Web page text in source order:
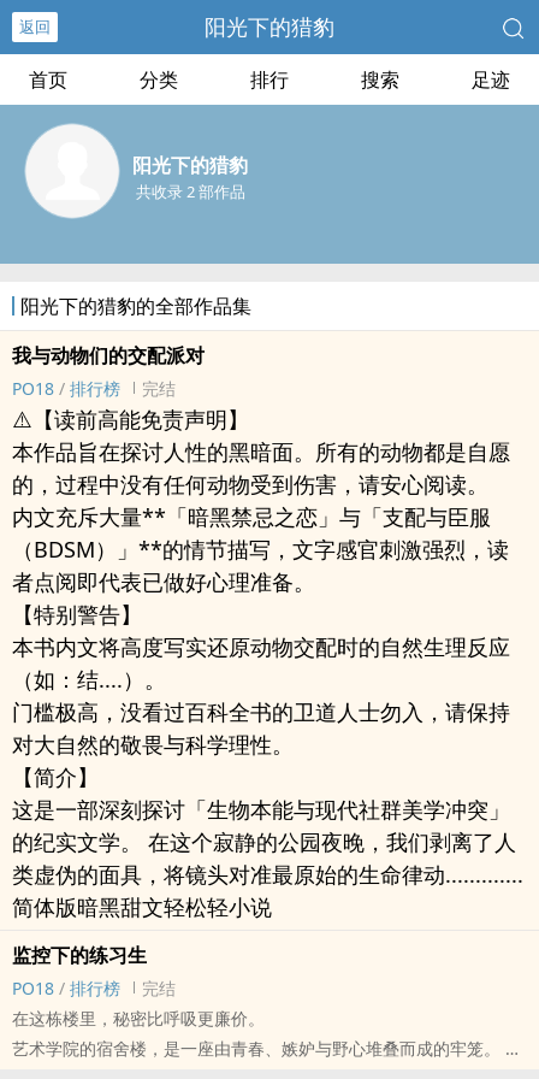
返回 阳光下的猎豹
首页 分类 排行 搜索 足迹
阳光下的猎豹
共收录 2 部作品
阳光下的猎豹的全部作品集
我与动物们的交配派对
PO18 / 排行榜 完结
⚠️【读前高能免责声明】
本作品旨在探讨人性的黑暗面。所有的动物都是自愿
的，过程中没有任何动物受到伤害，请安心阅读。
内文充斥大量**「暗黑禁忌之恋」与「支配与臣服
（BDSM）」**的情节描写，文字感官刺激强烈，读
者点阅即代表已做好心理准备。
【特别警告】
本书内文将高度写实还原动物交配时的自然生理反应
（如：结....）。
门槛极高，没看过百科全书的卫道人士勿入，请保持
对大自然的敬畏与科学理性。
【简介】
这是一部深刻探讨「生物本能与现代社群美学冲突」
的纪实文学。 在这个寂静的公园夜晚，我们剥离了人
类虚伪的面具，将镜头对准最原始的生命律动.............
简体版暗黑甜文轻松轻小说
监控下的练习生
PO18 / 排行榜
完结
在这栋楼里，秘密比呼吸更廉价。
艺术学院的宿舍楼，是一座由青春、嫉妒与野心堆叠而成的牢笼。 每